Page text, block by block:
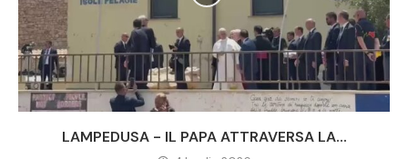
LAMPEDUSA - IL PAPA ATTRAVERSA LA...